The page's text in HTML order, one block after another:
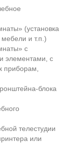
(установка
и т.п.)
с
элементами, с
приборам,
блока
телестудии
или